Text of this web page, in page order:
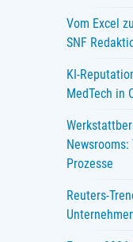
Vom Excel
SNF
KI-
MedTech in
Prozesse
Reuters-